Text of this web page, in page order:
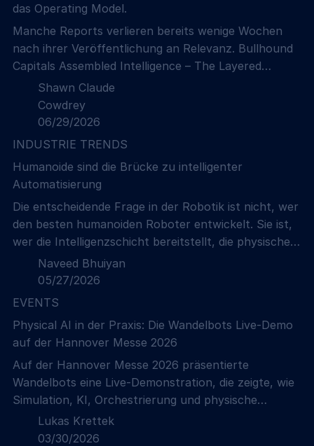
das Operating Model.
Manche Reports verlieren bereits wenige Wochen
nach ihrer Veröffentlichung an Relevanz. Bullhound
Capitals Assembled Intelligence – The Layered
Investment Case for Robotics hat das Gegenteil
bewiesen. Doch was bedeutet das konkret für
produzierende Unternehmen? Und welche
Shawn Claude
Cowdrey
06/29/2026
INDUSTRIE TRENDS
Humanoide sind die Brücke zu intelligenter
Automatisierung
Die entscheidende Frage in der Robotik ist nicht, wer
den besten humanoiden Roboter entwickelt. Sie ist,
wer die Intelligenzschicht bereitstellt, die physische
Arbeit steuert.
Naveed Bhuiyan
05/27/2026
EVENTS
Physical AI in der Praxis: Die Wandelbots Live-Demo
auf der Hannover Messe 2026
Auf der Hannover Messe 2026 präsentierte
Wandelbots eine Live-Demonstration, die zeigte, wie
Simulation, KI, Orchestrierung und physische
Automatisierungssysteme innerhalb eines
durchgängigen Produktionsworkflows
Lukas Krettek
03/30/2026